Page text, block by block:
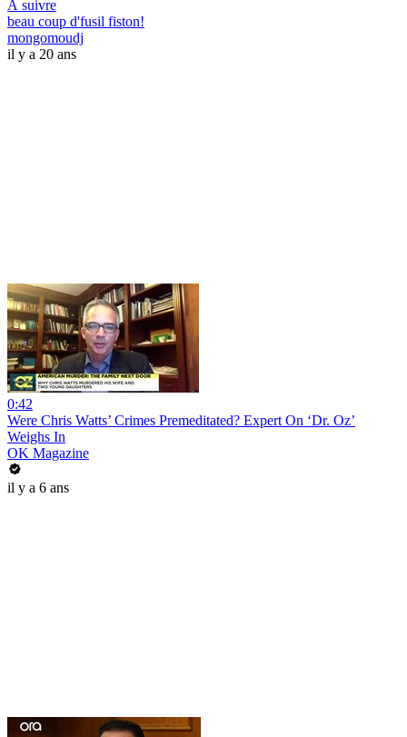
À suivre
beau coup d'fusil fiston!
mongomoudj
il y a 20 ans
0:42
Were Chris Watts’ Crimes Premeditated? Expert On ‘Dr. Oz’
Weighs In
OK Magazine
il y a 6 ans